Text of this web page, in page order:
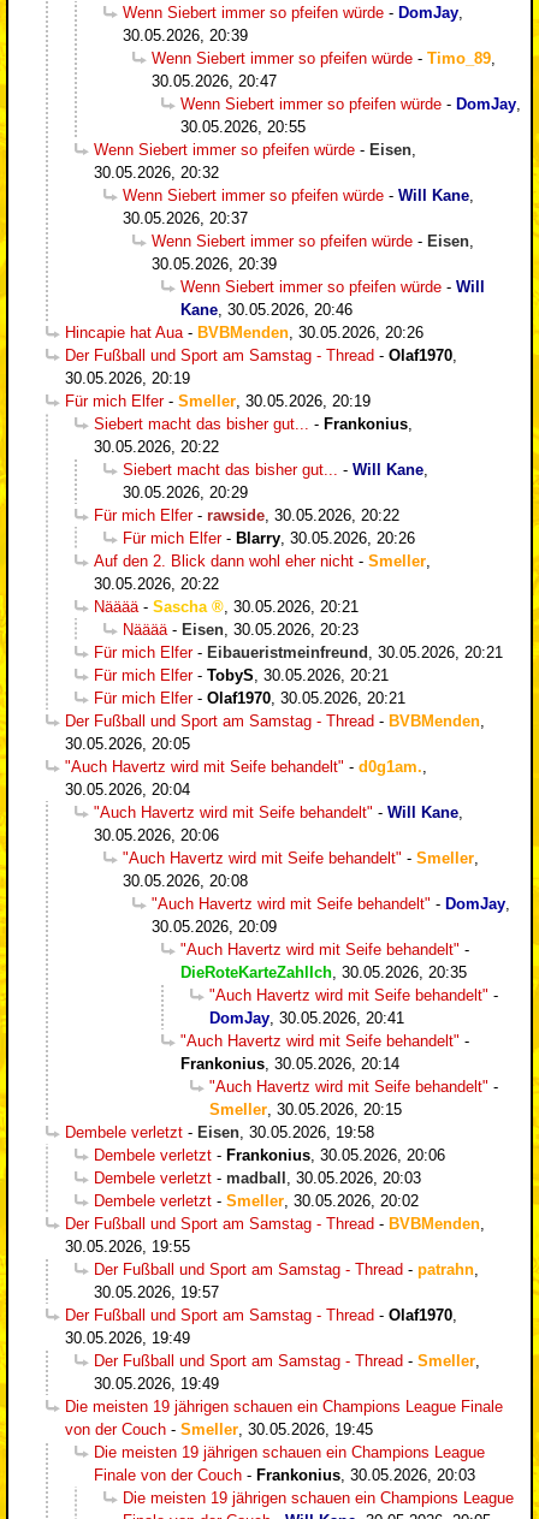
Wenn Siebert immer so pfeifen würde - DomJay
30.05.2026, 20:39
Wenn Siebert immer so pfeifen würde - Timo_89
30.05.2026, 20:47
Wenn Siebert immer so pfeifen würde - DomJay
30.05.2026, 20:55
Wenn Siebert immer so pfeifen würde - Eisen
30.05.2026, 20:32
Wenn Siebert immer so pfeifen würde - Will Kane
30.05.2026, 20:37
Wenn Siebert immer so pfeifen würde - Eisen
30.05.2026, 20:39
Wenn Siebert immer so pfeifen würde - Will
Kane 30.05.2026, 20:46
Hincapie hat Aua - BVBMenden 30.05.2026, 20:26
Der Fußball und Sport am Samstag - Thread - Olaf1970
30.05.2026, 20:19
Für mich Elfer- Smeller 30.05.2026, 20:19
Siebert macht das bisher gut...
- Frankonius
30.05.2026, 20:22
Siebert macht das bisher gut...
- Will Kane
30.05.2026, 20:29
Für mich Elfer- rawside 30.05.2026, 20:22
Für mich Elfer- Blarry 30.05.2026, 20:26
Auf den 2. Blick dann wohl eher nicht - Smeller
30.05.2026, 20:22
Nääää - Sascha
30.05.2026, 20:21
Nääää - Eisen 30.05.2026, 20:23
Für mich Elfer- Eibaueristmeinfreund
30.05.2026, 20:21
Für mich Elfer- TobyS 30.05.2026, 20:21
Für mich Elfer- Olaf1970 30.05.2026, 20:21
Der Fußball und Sport am Samstag - Thread - BVBMenden
30.05.2026, 20:05
"Auch Havertz wird mit Seife behandelt" - d0g1am.
30.05.2026, 20:04
"Auch Havertz wird mit Seife behandelt" - Will Kane
30.05.2026, 20:06
"Auch Havertz wird mit Seife behandelt" - Smeller
30.05.2026, 20:08
"Auch Havertz wird mit Seife behandelt" - DomJay
30.05.2026, 20:09
"Auch Havertz wird mit Seife behandelt" -
DieRoteKarteZahlIch 30.05.2026, 20:35
"Auch Havertz wird mit Seife behandelt" -
DomJay 30.05.2026, 20:41
"Auch Havertz wird mit Seife behandelt" -
Frankonius 30.05.2026, 20:14
"Auch Havertz wird mit Seife behandelt" -
Smeller 30.05.2026, 20:15
Dembele verletzt - Eisen 30.05.2026, 19:58
Dembele verletzt - Frankonius 30.05.2026, 20:06
Dembele verletzt - madball
30.05.2026, 20:03
Dembele verletzt - Smeller 30.05.2026, 20:02
Der Fußball und Sport am Samstag - Thread - BVBMenden
30.05.2026, 19:55
Der Fußball und Sport am Samstag - Thread - patrahn
30.05.2026, 19:57
Der Fußball und Sport am Samstag - Thread - Olaf1970
30.05.2026, 19:49
Der Fußball und Sport am Samstag - Thread - Smeller
30.05.2026, 19:49
Die meisten 19 jährigen schauen ein Champions League Finale
von der Couch - Smeller 30.05.2026, 19:45
Die meisten 19 jährigen schauen ein Champions League
Finale von der Couch - Frankonius 30.05.2026, 20:03
Die meisten 19 jährigen schauen ein Champions League